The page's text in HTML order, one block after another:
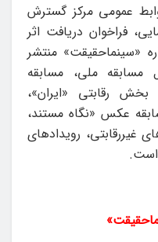
عمومی مرکز گسترش
فراخوان دریافت اثر
«سینماحقیقت» منتشر
ملی، مسابقه
بخش رقابتی «ایران»،
عکس «نگاه مستند،
رویدادهای
است.